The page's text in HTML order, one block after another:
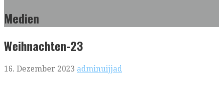
Medien
Weihnachten-23
16. Dezember 2023 adminuijjad